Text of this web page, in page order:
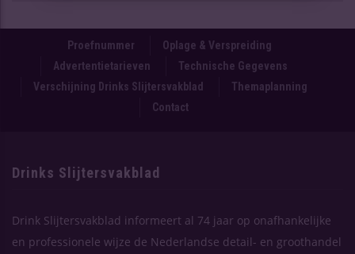
Proefnummer
Oplage & Verspreiding
Advertentietarieven
Technische Gegevens
Verschijning Drinks Slijtersvakblad
Themaplanning
Contact
Drinks Slijtersvakblad
Drink Slijtersvakblad informeert al 74 jaar op onafhankelijke
en professionele wijze de Nederlandse detail- en groothandel